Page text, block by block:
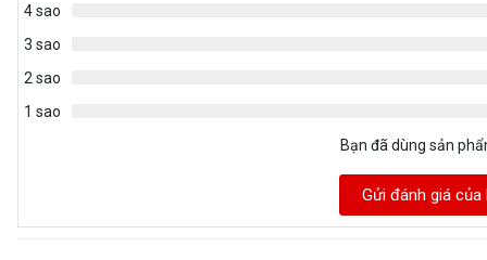
Chuyển động
4 sao
3 sao
2 sao
1 sao
Bạn đã dùng sản
Gửi đánh giá của